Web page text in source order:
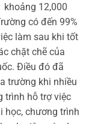
12,000
có đến 99%
làm sau khi tốt
chặt chẽ của
Điều đó đã
trường khi nhiều
trình hỗ trợ việc
học, chương trình